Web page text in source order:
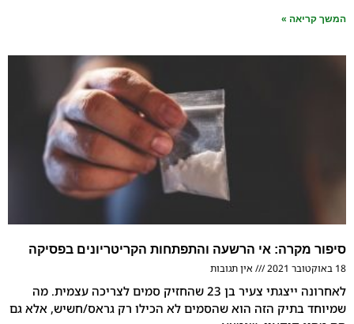
»
אי הרשעה והתפתחות הקריטריונים בפסיקה
אין תגובות
לאחרונה ייצגתי צעיר בן 23 שהחזיק סמים לצריכה עצמית. מה
הזה הוא שהסמים לא הכילו רק גראס/חשיש, אלא גם